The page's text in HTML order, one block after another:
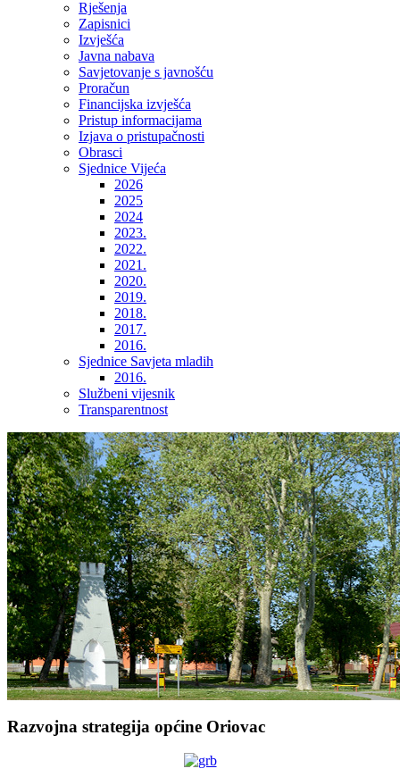
Rješenja
Zapisnici
Izvješća
Javna nabava
Savjetovanje s javnošću
Proračun
Financijska izvješća
Pristup informacijama
Izjava o pristupačnosti
Obrasci
Sjednice Vijeća
2026
2025
2024
2023.
2022.
2021.
2020.
2019.
2018.
2017.
2016.
Sjednice Savjeta mladih
2016.
Službeni vijesnik
Transparentnost
Razvojna strategija općine Oriovac